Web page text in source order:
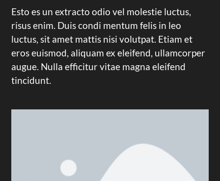
Esto es un extracto odio vel molestie luctus,
risus enim. Duis condi mentum felis in leo
luctus, sit amet mattis nisi volutpat. Etiam et
eros euismod, aliquam ex eleifend, ullamcorper
augue. Nulla efficitur vitae magna eleifend
tincidunt.